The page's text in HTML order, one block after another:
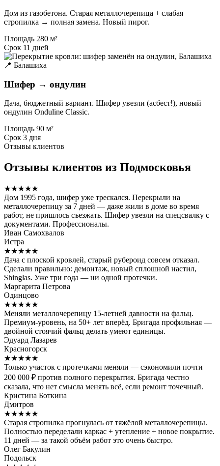
Дом из газобетона. Старая металлочерепица + слабая
стропилка → полная замена. Новый пирог.
Площадь 280 м²
Срок 11 дней
📍 Балашиха
Шифер → ондулин
Дача, бюджетный вариант. Шифер увезли (асбест!), новый
ондулин Onduline Classic.
Площадь 90 м²
Срок 3 дня
Отзывы клиентов
Отзывы клиентов из Подмосковья
★★★★★
Дом 1995 года, шифер уже трескался. Перекрыли на
металлочерепицу за 7 дней — даже жили в доме во время
работ, не пришлось съезжать. Шифер увезли на спецсвалку с
документами. Профессионалы.
Иван Самохвалов
Истра
★★★★★
Дача с плоской кровлей, старый рубероид совсем отказал.
Сделали правильно: демонтаж, новый сплошной настил,
Shinglas. Уже три года — ни одной протечки.
Маргарита Петрова
Одинцово
★★★★★
Меняли металлочерепицу 15-летней давности на фальц.
Премиум-уровень, на 50+ лет вперёд. Бригада профильная —
двойной стоячий фальц делать умеют единицы.
Эдуард Лазарев
Красногорск
★★★★★
Только участок с протечками меняли — сэкономили почти
200 000 ₽ против полного перекрытия. Бригада честно
сказала, что нет смысла менять всё, если ремонт точечный.
Кристина Боткина
Дмитров
★★★★★
Старая стропилка прогнулась от тяжёлой металлочерепицы.
Полностью переделали каркас + утепление + новое покрытие.
11 дней — за такой объём работ это очень быстро.
Олег Бакулин
Подольск